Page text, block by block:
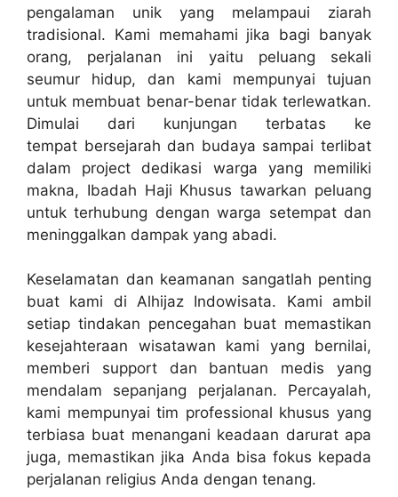
pengalaman unik yang melampaui ziarah
tradisional. Kami memahami jika bagi banyak
orang, perjalanan ini yaitu peluang sekali
seumur hidup, dan kami mempunyai tujuan
untuk membuat benar-benar tidak terlewatkan.
Dimulai dari kunjungan terbatas ke
tempat bersejarah dan budaya sampai terlibat
dalam project dedikasi warga yang memiliki
makna, Ibadah Haji Khusus tawarkan peluang
untuk terhubung dengan warga setempat dan
meninggalkan dampak yang abadi.
Keselamatan dan keamanan sangatlah penting
buat kami di Alhijaz Indowisata. Kami ambil
setiap tindakan pencegahan buat memastikan
kesejahteraan wisatawan kami yang bernilai,
memberi support dan bantuan medis yang
mendalam sepanjang perjalanan. Percayalah,
kami mempunyai tim professional khusus yang
terbiasa buat menangani keadaan darurat apa
juga, memastikan jika Anda bisa fokus kepada
perjalanan religius Anda dengan tenang.